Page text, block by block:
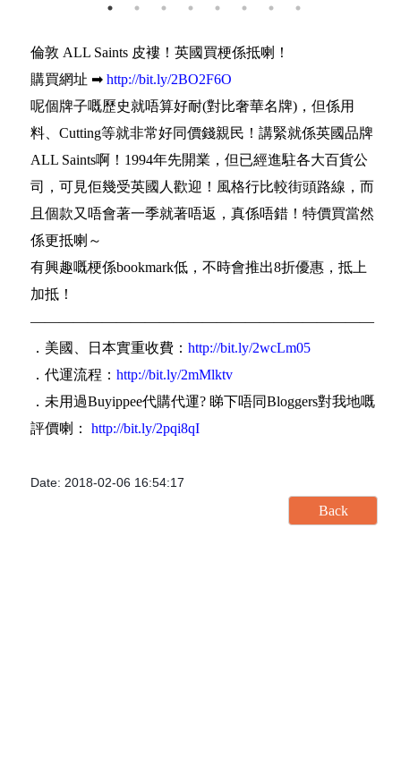
倫敦 ALL Saints 皮褸！英國買梗係抵喇！
購買網址 ➡ http://bit.ly/2BO2F6O
呢個牌子嘅歷史就唔算好耐(對比奢華名牌)，但係用
料、Cutting等就非常好同價錢親民！講緊就係英國品牌
ALL Saints啊！1994年先開業，但已經進駐各大百貨公
司，可見佢幾受英國人歡迎！風格行比較街頭路線，而
且個款又唔會著一季就著唔返，真係唔錯！特價買當然
係更抵喇～
有興趣嘅梗係bookmark低，不時會推出8折優惠，抵上
加抵！
————————————————————————
．美國、日本實重收費： http://bit.ly/2wcLm05
．代運流程： http://bit.ly/2mMlktv
．未用過Buyippee代購代運? 睇下唔同Bloggers對我地嘅
評價喇： http://bit.ly/2pqi8qI
Date: 2018-02-06 16:54:17